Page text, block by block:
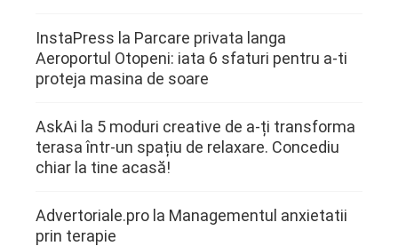
InstaPress la Parcare privata langa
Aeroportul Otopeni: iata 6 sfaturi pentru a-ti
proteja masina de soare
AskAi la 5 moduri creative de a-ți transforma
terasa într-un spațiu de relaxare. Concediu
chiar la tine acasă!
Advertoriale.pro la Managementul anxietatii
prin terapie